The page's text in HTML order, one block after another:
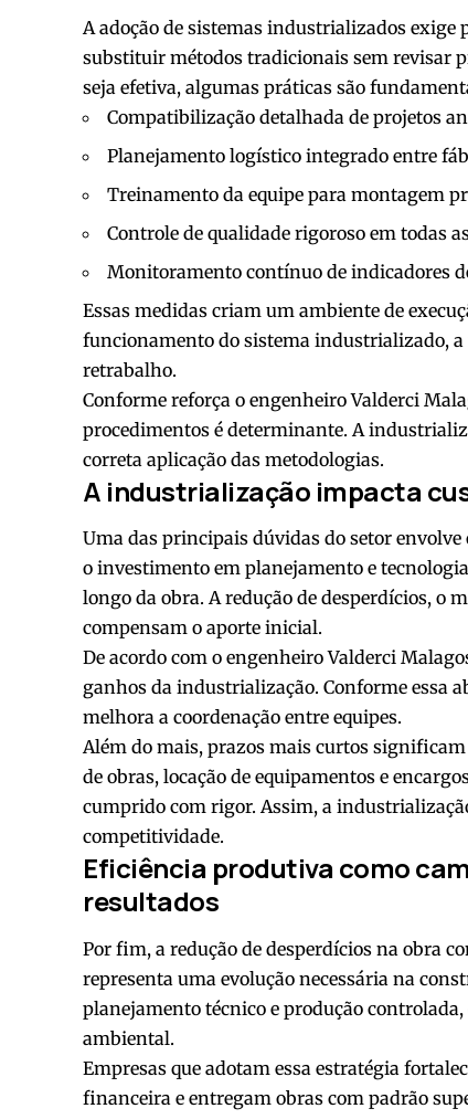
A adoção de sistemas industrializados
substituir métodos tradicionais sem revisar
seja efetiva, algumas práticas são
Compatibilização detalhada de projetos
Planejamento logístico integrado entre
Treinamento da equipe para montagem
Controle de qualidade rigoroso em todas
Monitoramento contínuo de indicadores
Essas medidas criam um ambiente de
funcionamento do sistema industrializado,
retrabalho.
Conforme reforça o engenheiro Valderci
procedimentos é determinante. A
correta aplicação das metodologias.
A industrialização impacta
Uma das principais dúvidas do setor
o investimento em planejamento e
longo da obra. A redução de desperdícios, o
compensam o aporte inicial.
De acordo com o engenheiro Valderci
ganhos da industrialização. Conforme essa
melhora a coordenação entre equipes.
Além do mais, prazos mais curtos
de obras, locação de equipamentos e
cumprido com rigor. Assim, a
competitividade.
Eficiência produtiva como
resultados
Por fim, a redução de desperdícios na obra
representa uma evolução necessária na
planejamento técnico e produção
ambiental.
Empresas que adotam essa estratégia
financeira e entregam obras com padrão